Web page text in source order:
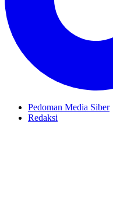
Pedoman Media Siber
Redaksi